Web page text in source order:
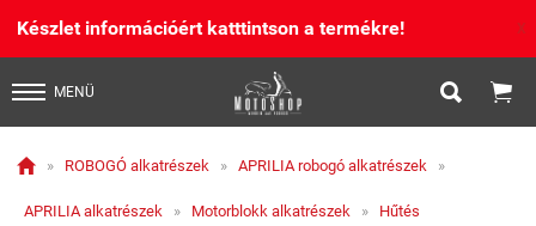
Készlet információért katttintson a termékre! X
MENÜ  
 » ROBOGÓ alkatrészek » APRILIA robogó alkatrészek »
APRILIA alkatrészek » Motorblokk alkatrészek » Hűtés